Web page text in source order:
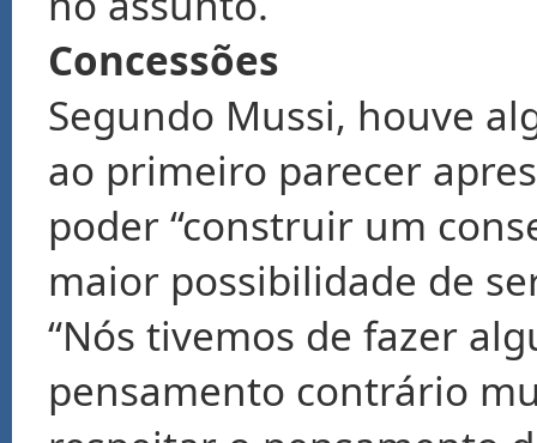
Concessões
Segundo Mussi, houve
ao primeiro parecer
poder “construir um
maior possibilidade de
“Nós tivemos de fazer
pensamento contrário